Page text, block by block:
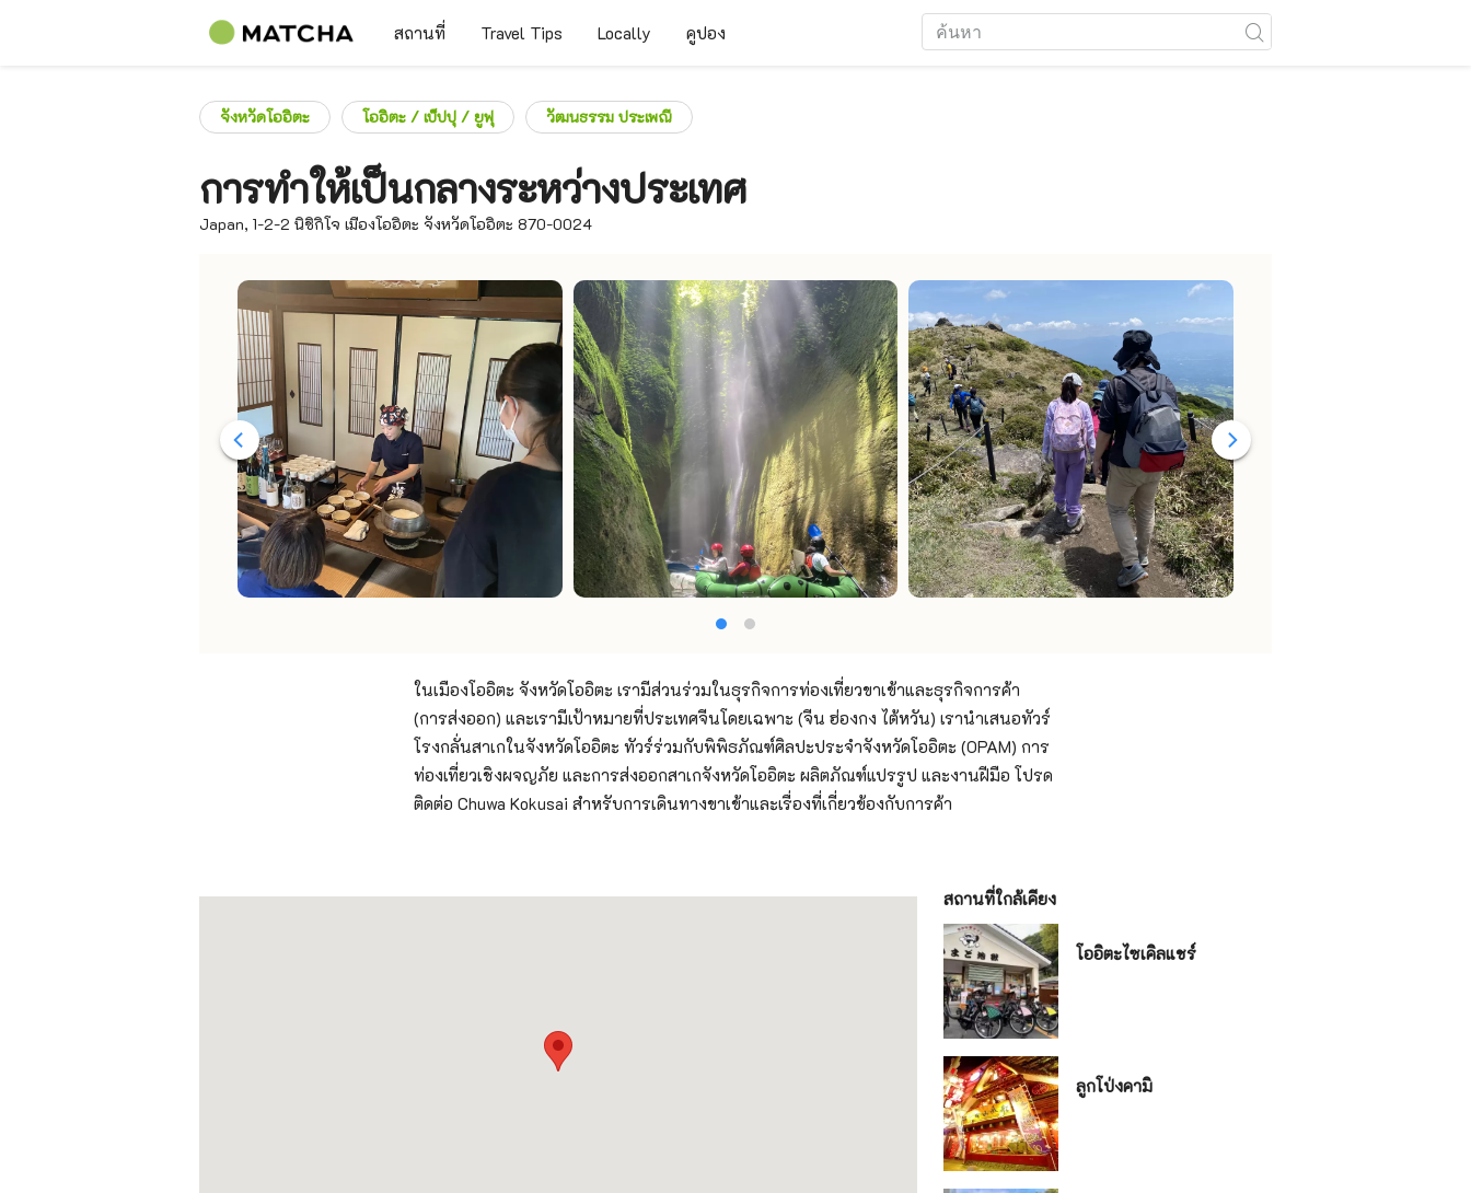
สถานที่ Travel Tips Locally คูปอง
จังหวัดโออิตะ โออิตะ / เบ็ปปุ / ยูฟุ วัฒนธรรม ประเพณี
การทำให้เป็นกลางระหว่างประเทศ
Japan, 1-2-2 นิชิกิโจ เมืองโออิตะ จังหวัดโออิตะ 870-0024
ในเมืองโออิตะ จังหวัดโออิตะ เรามีส่วนร่วมในธุรกิจการท่องเที่ยวขาเข้าและธุรกิจการค้า
(การส่งออก) และเรามีเป้าหมายที่ประเทศจีนโดยเฉพาะ (จีน ฮ่องกง ไต้หวัน) เรานำเสนอทัวร์
โรงกลั่นสาเกในจังหวัดโออิตะ ทัวร์ร่วมกับพิพิธภัณฑ์ศิลปะประจำจังหวัดโออิตะ (OPAM) การ
ท่องเที่ยวเชิงผจญภัย และการส่งออกสาเกจังหวัดโออิตะ ผลิตภัณฑ์แปรรูป และงานฝีมือ โปรด
ติดต่อ Chuwa Kokusai สำหรับการเดินทางขาเข้าและเรื่องที่เกี่ยวข้องกับการค้า
สถานที่ใกล้เคียง
โออิตะไซเคิลแชร์
ลูกโป่งคามิ